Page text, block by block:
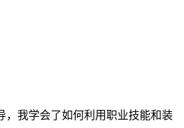
，我学会了如何利用职业技能和装